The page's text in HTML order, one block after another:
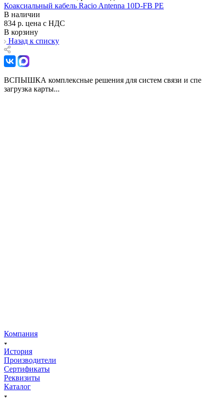
Коаксиальный кабель Racio Antenna 10D-FB PE
В наличии
834 р. цена с НДС
В корзину
Назад к списку
ВСПЫШКА комплексные решения для систем связи и спе
загрузка карты...
Компания
История
Производители
Сертификаты
Реквизиты
Каталог